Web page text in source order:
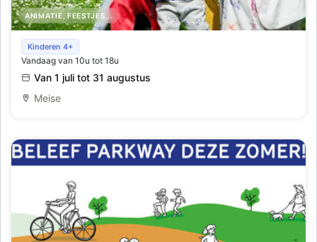
ANIMATIE, FEESTJES,..
Schatten van vlieg in de Plantentuin
Kinderen 4+
Vandaag van 10u tot 18u
Van 1 juli tot 31 augustus
Meise